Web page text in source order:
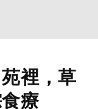
裡，草
療